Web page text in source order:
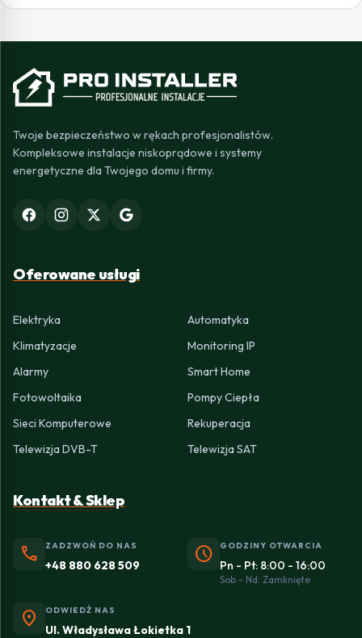
Twoje bezpieczeństwo w rękach profesjonalistów.
Kompleksowe instalacje niskoprądowe i systemy
energetyczne dla Twojego domu i firmy.
Oferowane usługi
Elektryka
Automatyka
Klimatyzacje
Monitoring IP
Alarmy
Smart Home
Fotowoltaika
Pompy Ciepła
Sieci Komputerowe
Rekuperacja
Telewizja DVB-T
Telewizja SAT
Kontakt & Sklep
phone ZADZWOŃ DO NAS
+48 880 628 509 schedule GODZINY OTWARCIA
Pn - Pt: 8:00 - 16:00
Sob - Nd: Zamknięte
location_on ODWIEDŹ NAS
Ul. Władysława Łokietka 1